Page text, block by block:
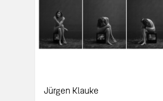
Jürgen Klauke